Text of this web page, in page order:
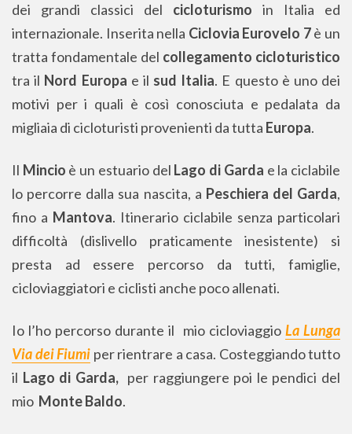
dei grandi classici del cicloturismo in Italia ed
internazionale. Inserita nella Ciclovia Eurovelo 7è un
tratta fondamentale del collegamento cicloturistico
tra il Nord Europa e il sud Italia. E questo è uno dei
motivi per i quali è così conosciuta e pedalata da
migliaia di cicloturisti provenienti da tutta Europa.
Il Mincio è un estuario del Lago di Garda e la ciclabile
lo percorre dalla sua nascita, a Peschiera del Garda,
fino a Mantova. Itinerario ciclabile senza particolari
difficoltà (dislivello praticamente inesistente) si
presta ad essere percorso da tutti, famiglie,
cicloviaggiatori e ciclisti anche poco allenati.
Io l’ho percorso durante il mio cicloviaggio La Lunga
Via dei Fiumi per rientrare a casa. Costeggiando tutto
il Lago di Garda,per raggiungere poi le pendici del
mio Monte Baldo.